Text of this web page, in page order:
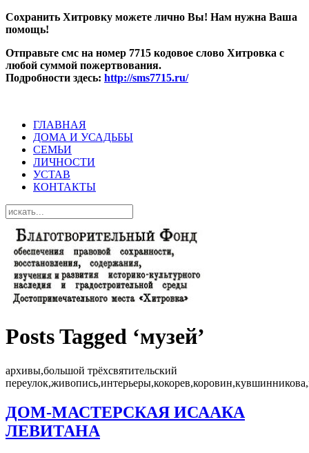
Сохранить Хитровку можете лично Вы! Нам нужна Ваша
помощь!
Отправьте смс на номер 7715 кодовое слово Хитровка с
любой суммой пожертвования.
Подробности здесь: http://sms7715.ru/
ГЛАВНАЯ
ДОМА И УСАДЬБЫ
СЕМЬИ
ЛИЧНОСТИ
УСТАВ
КОНТАКТЫ
Posts Tagged ‘музей’
архивы,большой трёхсвятительский
ДОМ-МАСТЕРСКАЯ ИСААКА
ЛЕВИТАНА